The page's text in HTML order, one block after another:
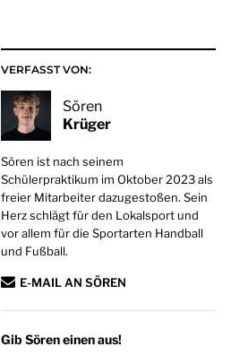
VERFASST VON:
Sören
Krüger
Sören ist nach seinem
Schülerpraktikum im Oktober 2023 als
freier Mitarbeiter dazugestoßen. Sein
Herz schlägt für den Lokalsport und
vor allem für die Sportarten Handball
und Fußball.
E-MAIL AN SÖREN
Gib Sören einen aus!